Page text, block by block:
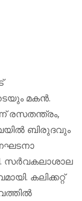
മകന്‍.
രസതന്ത്രം,
ബിരുദവും
സര്‍വകലാശാല
കലിക്കറ്റ്